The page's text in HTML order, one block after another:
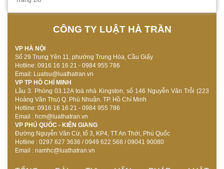
CÔNG TY LUẬT HÀ TRẦN
VP HÀ NỘI
Số 29 Trung Yên 11, phường Trung Hòa, Cầu Giấy
Hotline: 0916 16 16 21 - 0984 955 786
Email: Luatsu@luathatran.vn
VP TP HỒ CHÍ MINH
Lầu 3. Phòng 03.12A toà nhà Kingston, số 146 Nguyễn Văn Trỗi (223
Hoàng Văn Thu) Q. Phú Nhuận. TP. Hồ Chí Minh
Hotline: 0916 16 16 21 - 0984 955 786
Email : hcm@luathatran.vn
VP PHÚ QUỐC - KIÊN GIANG
Đường Nguyễn Văn Cừ, tổ 3, KP4, TT An Thới, Phú Quốc
Hotline : 0297 627 3636 / 0949 622 568 / 09041 90080
Email : namhc@luathatran.vn